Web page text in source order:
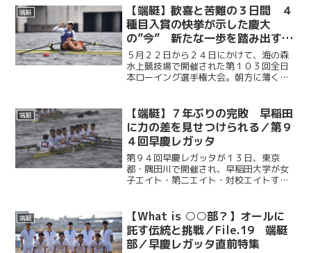
めた思いを語った。挑戦を貫く揺るぎな
い意志とチームの深い結束...
端艇
【端艇】歓喜と苦難の３日間 ４
種目入賞の快挙が示した慶大
の”今” 新たな一歩を踏み出す／
第１０３回全日本ローイング選手
権大会
５月２２日から２４日にかけて、海の森
水上競技場で開催された第１０３回全日
本ローイング選手権大会。朝方に薄く広
選手たちは渾身の力をオールに込めた。
早慶レガッタ後、初めての...
端艇
【端艇】７年ぶりの完敗 早稲田
に力の差を見せつけられる／第９
４回早慶レガッタ
第９４回早慶レガッタが１３日、東京
都・隅田川で開催され、早稲田大学が女
子エイト・第二エイト・対校エイトすべ
く荒れる悪条件の中、慶應義塾大学は懸
命のレースを見せたが、最後...
端艇
【What is ○○部？】オールに
託す伝統と挑戦／File.19 端艇
部／早慶レガッタ直前特集